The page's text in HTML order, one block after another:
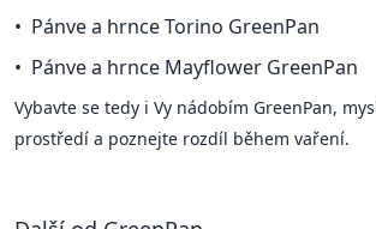
Pánve a hrnce Torino GreenPan
Pánve a hrnce Mayflower GreenPan
Vybavte se tedy i Vy nádobím GreenPan,
prostředí a poznejte rozdíl během vaření.